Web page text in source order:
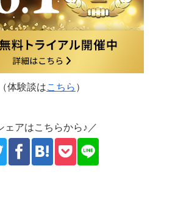
（体験談はこちら ）
ェアはこちらから♪／